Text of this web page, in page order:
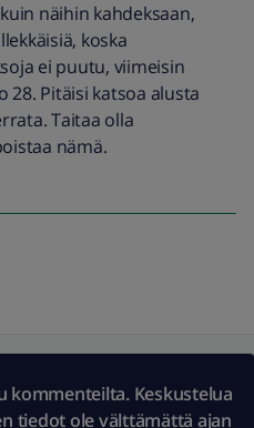
näihin kahdeksaan,
koska
ei puutu, viimeisin
28. Pitäisi katsoa alusta
Taitaa olla
nämä.
kommenteilta. Keskustelua
tiedot ole välttämättä ajan